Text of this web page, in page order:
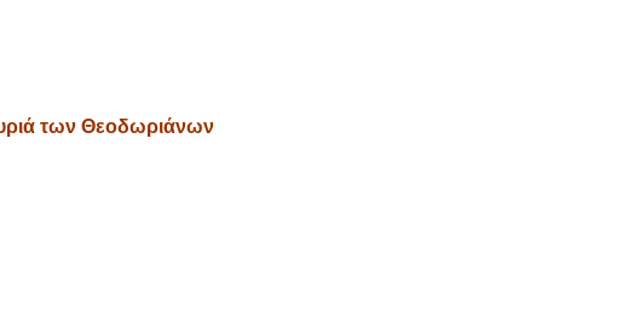
των Θεοδωριάνων